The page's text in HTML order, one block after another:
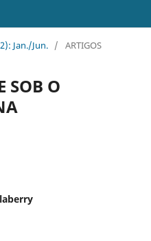
Jan./Jun. / ARTIGOS
SOB O